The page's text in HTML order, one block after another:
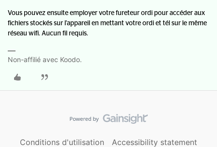
Vous pouvez ensuite employer votre fureteur ordi pour accéder aux
fichiers stockés sur l'appareil en mettant votre ordi et tél sur le même
réseau wifi. Aucun fil requis.
Non-affilié avec Koodo.
Conditions d'utilisation Accessibility statement